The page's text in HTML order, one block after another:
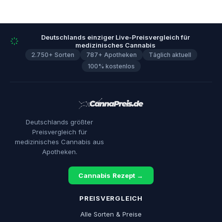
Deutschlands einziger Live-Preisvergleich für
medizinisches Cannabis
2.750+ Sorten 787+ Apotheken
Täglich aktuell
100% kostenlos
Deutschlands größter
Preisvergleich für
medizinisches Cannabis aus
Apotheken.
Cannabis Rezept →
PREISVERGLEICH
Alle Sorten & Preise